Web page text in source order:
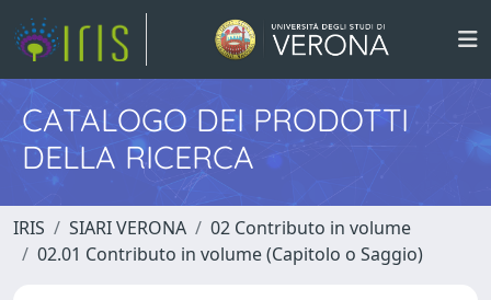
CATALOGO DEI PRODOTTI
DELLA RICERCA
IRIS SIARI VERONA
02 Contributo in volume
02.01 Contributo in volume (Capitolo o Saggio)